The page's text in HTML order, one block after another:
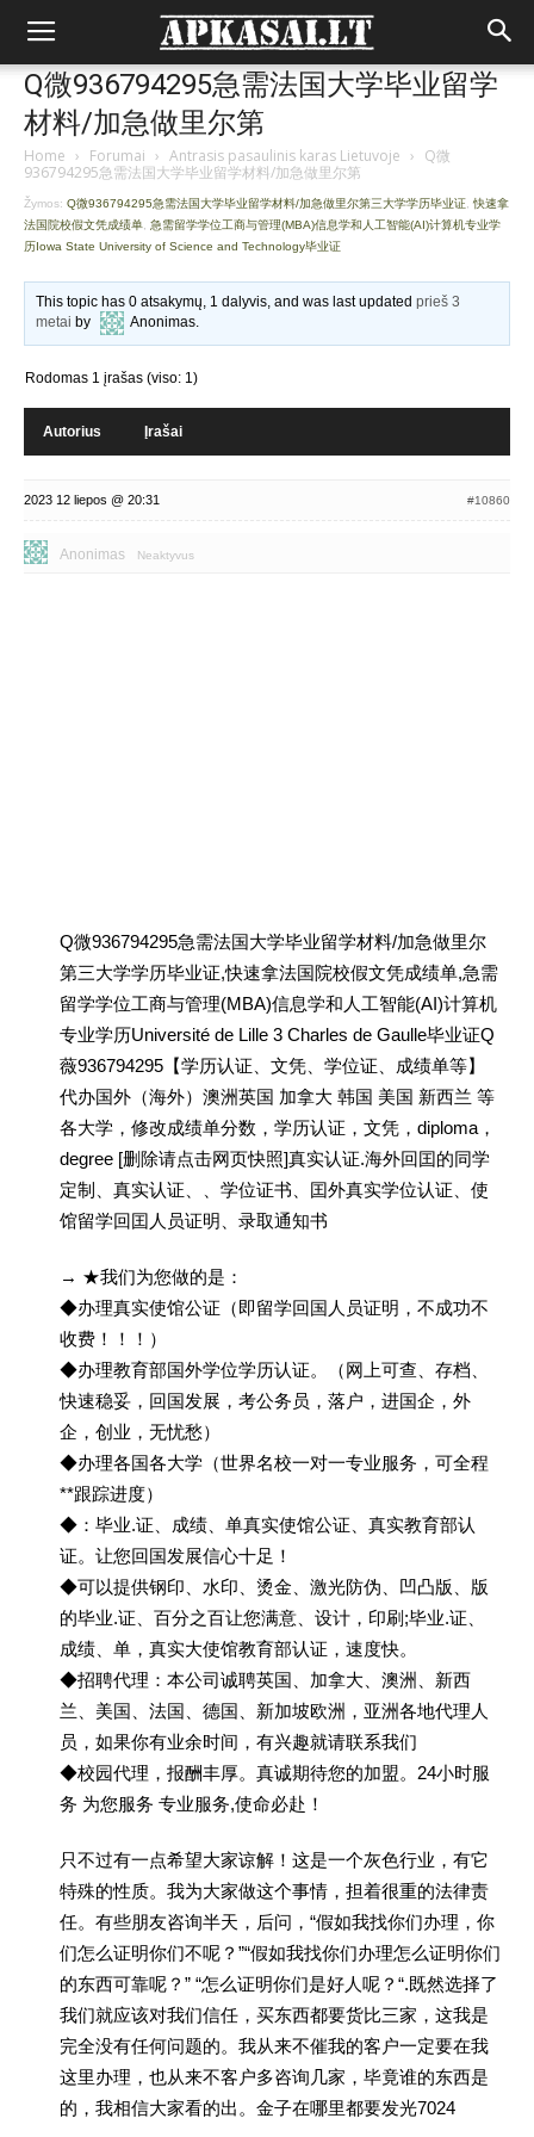
Q微936794295急需法国大学毕业留学
材料/加急做里尔第
Home › Forumai › Antrasis pasaulinis karas Lietuvoje › Q微
936794295急需法国大学毕业留学材料/加急做里尔第
Žymos: Q微936794295急需法国大学毕业留学材料/加急做里尔第三大学学历毕业证 快速拿
法国院校假文凭成绩单 急需留学学位工商与管理(MBA)信息学和人工智能(AI)计算机专业学
历Iowa State University of Science and Technology毕业证
This topic has 0 atsakymų, 1 dalyvis, and was last updatedprieš 3
metai by Anonimas.
Rodomas 1 įrašas (viso: 1)
Autorius Įrašai
2023 12 liepos @ 20:31 #10860
Anonimas Neaktyvus
Q微936794295急需法国大学毕业留学材料/加急做里尔
第三大学学历毕业证,快速拿法国院校假文凭成绩单,急需
留学学位工商与管理(MBA)信息学和人工智能(AI)计算机
专业学历Université de Lille 3 Charles de Gaulle毕业证Q
薇936794295【学历认证、文凭、学位证、成绩单等】
代办国外（海外）澳洲英国 加拿大 韩国 美国 新西兰 等
各大学，修改成绩单分数，学历认证，文凭，diploma，
degree [删除请点击网页快照]真实认证.海外回囯的同学
定制、真实认证、、学位证书、囯外真实学位认证、使
馆留学回囯人员证明、录取通知书
→ ★我们为您做的是：
◆办理真实使馆公证（即留学回国人员证明，不成功不
收费！！！）
◆办理教育部国外学位学历认证。（网上可查、存档、
快速稳妥，回国发展，考公务员，落户，进国企，外
企，创业，无忧愁）
◆办理各国各大学（世界名校一对一专业服务，可全程
**跟踪进度）
◆：毕业.证、成绩、单真实使馆公证、真实教育部认
证。让您回国发展信心十足！
◆可以提供钢印、水印、烫金、激光防伪、凹凸版、版
的毕业.证、百分之百让您满意、设计，印刷;毕业.证、
成绩、单，真实大使馆教育部认证，速度快。
◆招聘代理：本公司诚聘英国、加拿大、澳洲、新西
兰、美国、法国、德国、新加坡欧洲，亚洲各地代理人
员，如果你有业余时间，有兴趣就请联系我们
◆校园代理，报酬丰厚。真诚期待您的加盟。24小时服
务 为您服务 专业服务,使命必赴！
只不过有一点希望大家谅解！这是一个灰色行业，有它
特殊的性质。我为大家做这个事情，担着很重的法律责
任。有些朋友咨询半天，后问，“假如我找你们办理，你
们怎么证明你们不呢？”“假如我找你们办理怎么证明你们
的东西可靠呢？” “怎么证明你们是好人呢？“.既然选择了
我们就应该对我们信任，买东西都要货比三家，这我是
完全没有任何问题的。我从来不催我的客户一定要在我
这里办理，也从来不客户多咨询几家，毕竟谁的东西是
的，我相信大家看的出。金子在哪里都要发光7024